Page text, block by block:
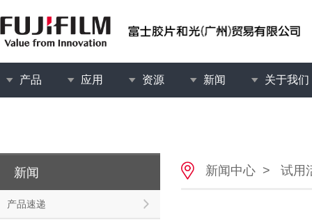
产品 应用 资源 新闻 关于我们
新闻
产品速递
新闻中心 > 试用